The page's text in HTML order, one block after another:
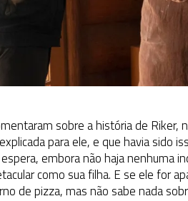
sobre a história de
para ele, e que havia sido
embora não haja nenhuma
como sua filha. E se ele for
de pizza, mas não sabe nada